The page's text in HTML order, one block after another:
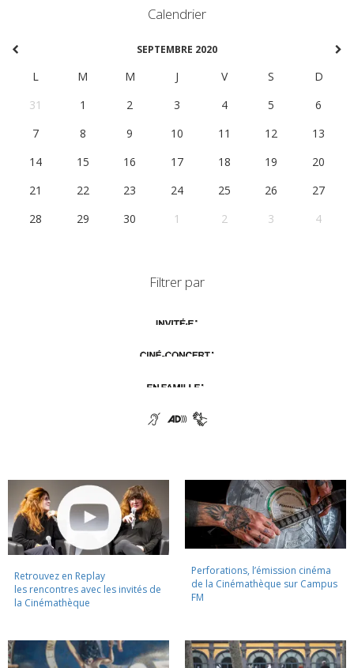
Calendrier
SEPTEMBRE 2020
L M M J V S
D
31
1 2 3 4 5
6
7
8 9 10 11 12
13
14
15 16 17 18 19
20
21
22 23 24 25 26
27
28
29 30 1 2 3 4
Filtrer par
Retrouvez en Replay
les rencontres avec les invités de
la Cinémathèque
Perforations, l’émission cinéma
de la Cinémathèque sur Campus
FM